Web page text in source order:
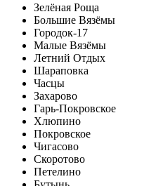
Зелёная Роща
Большие Вязёмы
Городок-17
Малые Вязёмы
Летний Отдых
Шараповка
Часцы
Захарово
Гарь-Покровское
Хлюпино
Покровское
Чигасово
Скоротово
Петелино